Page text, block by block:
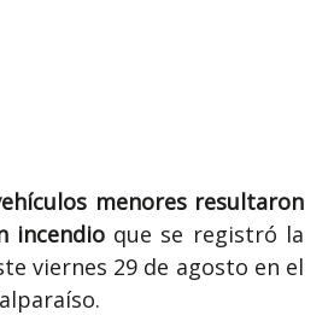
menores resultaron
incendioque se registró la
viernes 29 de agosto en el